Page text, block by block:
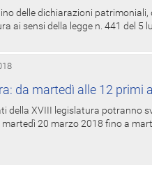
delle dichiarazioni
ai sensi della legge n. 441 del
da martedì alle 12 primi
della XVIII legislatura potranno
martedì 20 marzo 2018 fino a